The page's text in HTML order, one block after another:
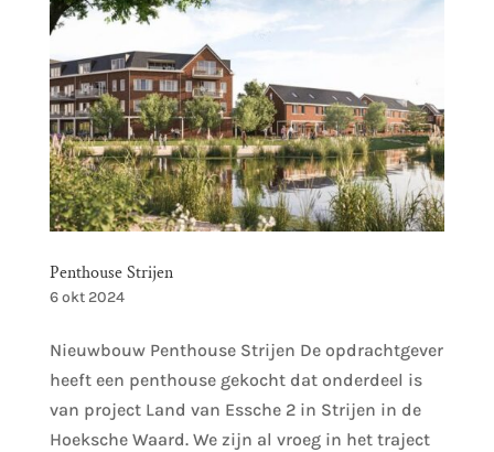
Penthouse Strijen
6 okt 2024
Nieuwbouw Penthouse Strijen De opdrachtgever
heeft een penthouse gekocht dat onderdeel is
van project Land van Essche 2 in Strijen in de
Hoeksche Waard. We zijn al vroeg in het traject